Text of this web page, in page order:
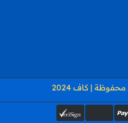
| كاف 2024